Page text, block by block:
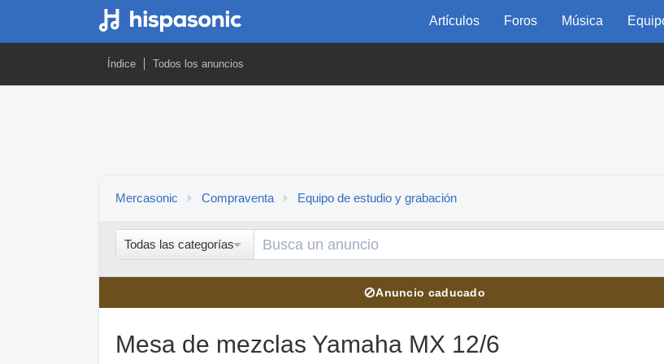
Artículos Foros Música
Índice Todos los anuncios
Mercasonic Compraventa Equipo de estudio y grabación
Todas las categorías
⊘Anuncio caducado
Mesa de mezclas Yamaha MX 12/6